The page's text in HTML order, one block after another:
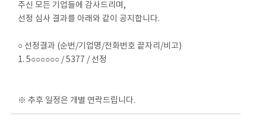
주신 모든 기업들에 감사드리며,
선정 심사 결과를 아래와 같이 공지합니다.
○ 선정결과 (순번/기업명/전화번호 끝자리/비고)
1. 5○○○○○○ / 5377 / 선정
※ 추후 일정은 개별 연락드립니다.